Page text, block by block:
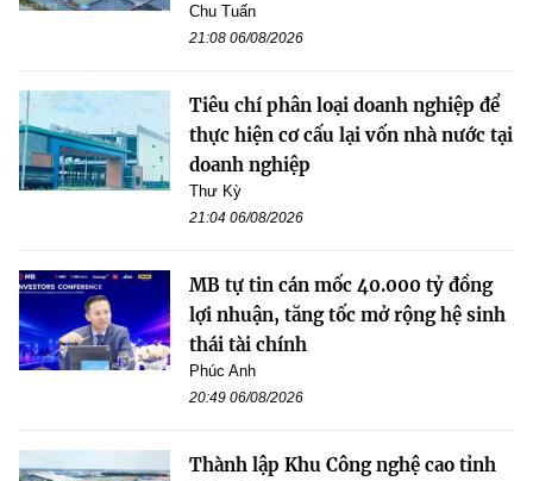
Chu Tuấn
21:08 06/08/2026
Tiêu chí phân loại doanh nghiệp để
thực hiện cơ cấu lại vốn nhà nước tại
doanh nghiệp
Thư Kỳ
21:04 06/08/2026
MB tự tin cán mốc 40.000 tỷ đồng
lợi nhuận, tăng tốc mở rộng hệ sinh
thái tài chính
Phúc Anh
20:49 06/08/2026
Thành lập Khu Công nghệ cao tỉnh